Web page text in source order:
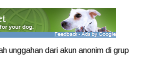
unggahan dari akun anonim di grup